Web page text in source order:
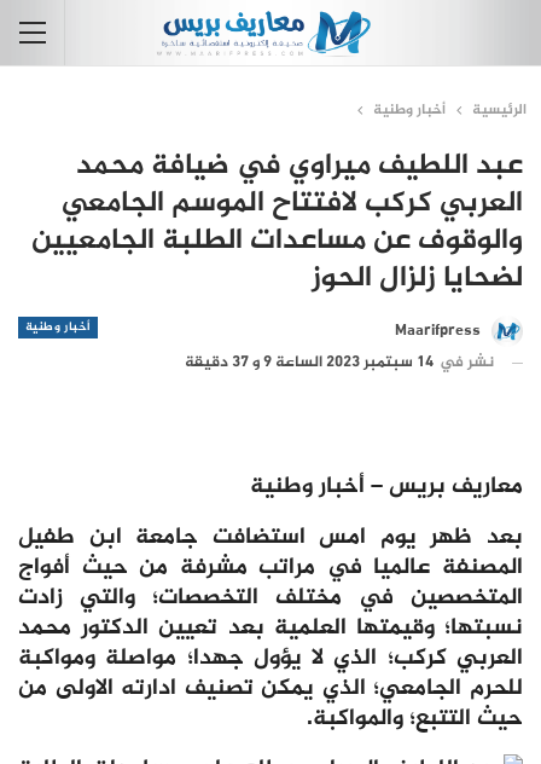
الرئيسية أخبار وطنية
عبد اللطيف ميراوي في ضيافة محمد
العربي كركب لافتتاح الموسم الجامعي
والوقوف عن مساعدات الطلبة الجامعيين
لضحايا زلزال الحوز
أخبار وطنية
Maarifpress
نشر في 14 سبتمبر 2023 الساعة 9 و 37 دقيقة
معاريف بريس – أخبار وطنية
بعد ظهر يوم امس استضافت جامعة ابن طفيل
المصنفة عالميا في مراتب مشرفة من حيث أفواج
المتخصصين في مختلف التخصصات؛ والتي زادت
نسبتها؛ وقيمتها العلمية بعد تعيين الدكتور محمد
العربي كركب؛ الذي لا يؤول جهدا؛ مواصلة ومواكبة
للحرم الجامعي؛ الذي يمكن تصنيف ادارته الاولى من
حيث التتبع؛ والمواكبة.